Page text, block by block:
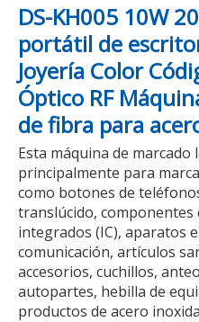
DS-KH005 10W
portátil de
Joyería Color
Óptico RF
de fibra para
Esta máquina de marcado
principalmente para
como botones de
translúcido, componentes
integrados (IC), aparatos
comunicación, artículos
accesorios, cuchillos,
autopartes, hebilla de
productos de acero